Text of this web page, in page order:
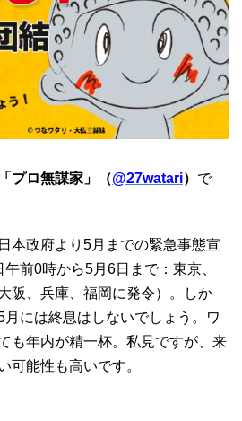
プロ無謀家」（@27watari） で
日本政府より5月までの緊急事態宣
前0時から5月6日まで：東京、
阪、兵庫、福岡に発令）。しか
月には終息はしないでしょう。ワ
も年内が精一杯。私見ですが、来
可能性も高いです。